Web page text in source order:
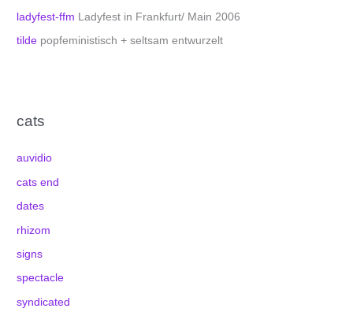
ladyfest-ffm Ladyfest in Frankfurt/ Main 2006
tilde popfeministisch + seltsam entwurzelt
cats
auvidio
cats end
dates
rhizom
signs
spectacle
syndicated